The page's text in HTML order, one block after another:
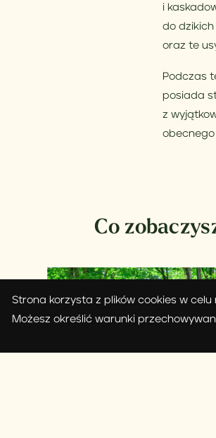
i
do dzikich
oraz te
Podczas
posiada
z
Co
Strona korzysta z plików cookies w celu
Możesz określić warunki